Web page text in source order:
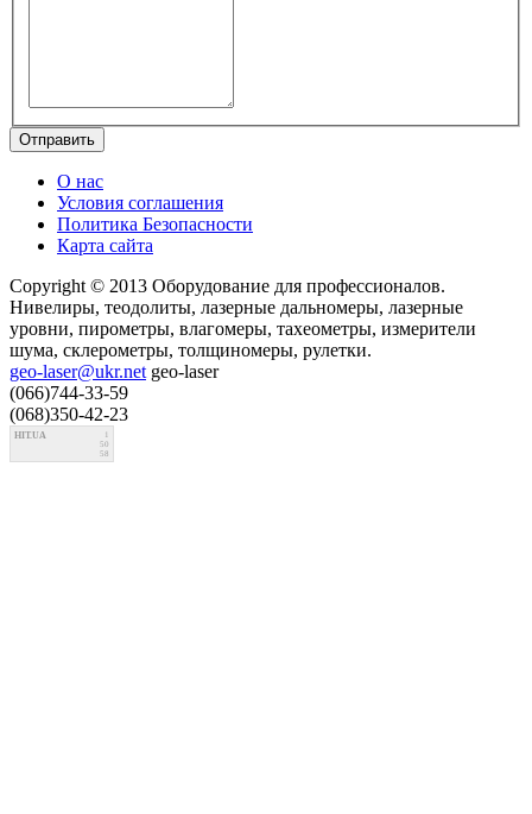
О нас
Условия соглашения
Политика Безопасности
Карта сайта
Copyright © 2013 Оборудование для профессионалов.
Нивелиры, теодолиты, лазерные дальномеры, лазерные
уровни, пирометры, влагомеры, тахеометры, измерители
шума, склерометры, толщиномеры, рулетки.
geo-laser@ukr.net geo-laser
(066)744-33-59
(068)350-42-23
HIT.UA
50
58